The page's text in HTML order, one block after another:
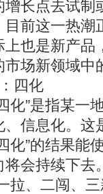
增长点去试制
目前这一热
上也是新产品
市场新领域中
四化
化”是指某一
、信息化。这
化”的结果能
将会持续下去
拉、二闯、